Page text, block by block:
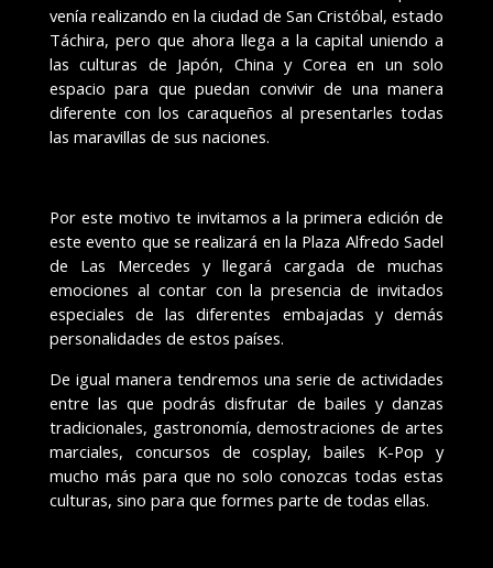
venía realizando en la ciudad de San Cristóbal, estado
Táchira, pero que ahora llega a la capital uniendo a
las culturas de Japón, China y Corea en un solo
espacio para que puedan convivir de una manera
diferente con los caraqueños al presentarles todas
las maravillas de sus naciones.
Por este motivo te invitamos a la primera edición de
este evento que se realizará en la Plaza Alfredo Sadel
de Las Mercedes y llegará cargada de muchas
emociones al contar con la presencia de invitados
especiales de las diferentes embajadas y demás
personalidades de estos países.
De igual manera tendremos una serie de actividades
entre las que podrás disfrutar de bailes y danzas
tradicionales, gastronomía, demostraciones de artes
marciales, concursos de cosplay, bailes K-Pop y
mucho más para que no solo conozcas todas estas
culturas, sino para que formes parte de todas ellas.